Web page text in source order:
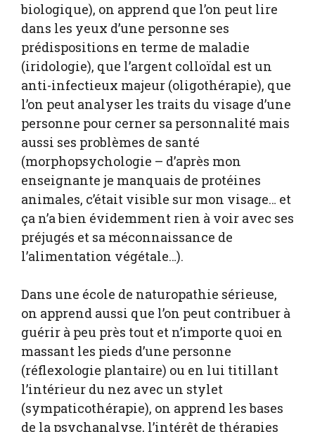
biologique), on apprend que l’on peut lire
dans les yeux d’une personne ses
prédispositions en terme de maladie
(iridologie), que l’argent colloïdal est un
anti-infectieux majeur (oligothérapie), que
l’on peut analyser les traits du visage d’une
personne pour cerner sa personnalité mais
aussi ses problèmes de santé
(morphopsychologie – d’après mon
enseignante je manquais de protéines
animales, c’était visible sur mon visage… et
ça n’a bien évidemment rien à voir avec ses
préjugés et sa méconnaissance de
l’alimentation végétale…).
Dans une école de naturopathie sérieuse,
on apprend aussi que l’on peut contribuer à
guérir à peu près tout et n’importe quoi en
massant les pieds d’une personne
(réflexologie plantaire) ou en lui titillant
l’intérieur du nez avec un stylet
(sympaticothérapie), on apprend les bases
de la psychanalyse, l’intérêt de thérapies